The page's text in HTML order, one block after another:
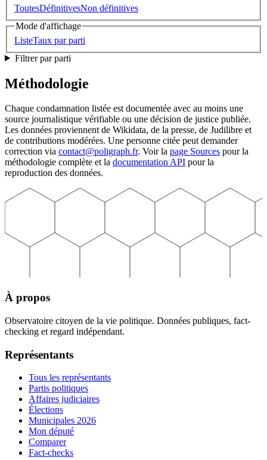
ToutesDéfinitivesNon définitives
Mode d'affichage
ListeTaux par parti
Filtrer par parti
Méthodologie
Chaque condamnation listée est documentée avec au moins une
source journalistique vérifiable ou une décision de justice publiée.
Les données proviennent de Wikidata, de la presse, de Judilibre et
de contributions modérées. Une personne citée peut demander
correction via contact@poligraph.fr. Voir la page Sources pour la
méthodologie complète et la documentation API pour la
reproduction des données.
À propos
Observatoire citoyen de la vie politique. Données publiques, fact-
checking et regard indépendant.
Représentants
Tous les représentants
Partis politiques
Affaires judiciaires
Élections
Municipales 2026
Mon député
Comparer
Fact-checks